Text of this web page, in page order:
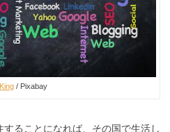
/ Pixabay
ることになれば、その国で生活し